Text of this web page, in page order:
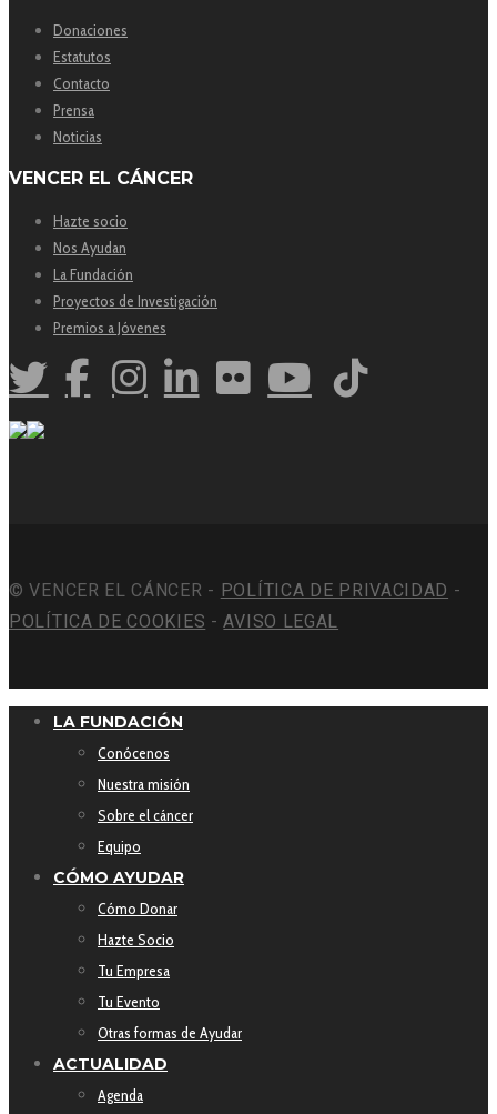
Donaciones
Estatutos
Contacto
Prensa
Noticias
VENCER EL CÁNCER
Hazte socio
Nos Ayudan
La Fundación
Proyectos de Investigación
Premios a Jóvenes
© VENCER EL CÁNCER - POLÍTICA DE PRIVACIDAD -
POLÍTICA DE COOKIES -AVISO LEGAL
LA FUNDACIÓN
Conócenos
Nuestra misión
Sobre el cáncer
Equipo
CÓMO AYUDAR
Cómo Donar
Hazte Socio
Tu Empresa
Tu Evento
Otras formas de Ayudar
ACTUALIDAD
Agenda